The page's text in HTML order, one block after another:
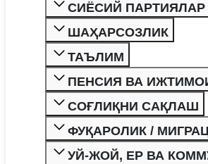
СИЁСИЙ
ШАҲАРСОЗЛИК
ТАЪЛИМ
ПЕНСИЯ ВА
СОҒЛИҚНИ САҚЛАШ
ФУҚАРОЛИК /
УЙ-ЖОЙ, ЕР ВА